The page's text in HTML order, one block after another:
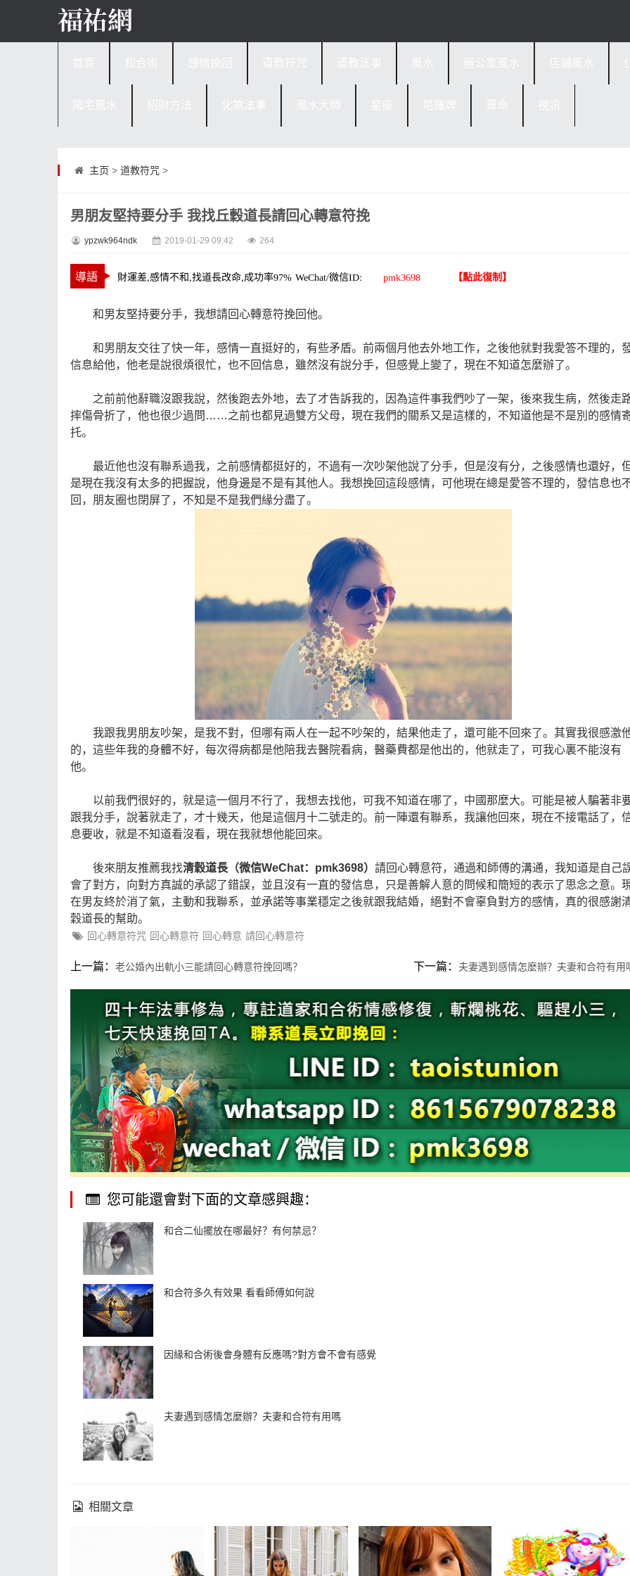
主页 > 道教符咒 >
男朋友堅持要分手 我找丘穀道長請回心轉意符挽
ypzwk964ndk 2019-01-29 09:42 264
和男友堅持要分手，我想請回心轉意符挽回他。
和男朋友交往了快一年，感情一直挺好的，有些矛盾。前兩個月他去外地工作，之後他就對我愛答不理的，
信息給他，他老是說很煩很忙，也不回信息，雖然沒有說分手，但感覺上變了，現在不知道怎麼辦了。
之前前他辭職沒跟我說，然後跑去外地，去了才告訴我的，因為這件事我們吵了一架，後來我生病，然後走
摔傷骨折了，他也很少過問……之前也都見過雙方父母，現在我們的關系又是這樣的，不知道他是不是別的感情
托。
最近他也沒有聯系過我，之前感情都挺好的，不過有一次吵架他說了分手，但是沒有分，之後感情也還好，
是現在我沒有太多的把握說，他身邊是不是有其他人。我想挽回這段感情，可他現在總是愛答不理的，發信息也
回，朋友圈也閉屏了，不知是不是我們緣分盡了。
我跟我男朋友吵架，是我不對，但哪有兩人在一起不吵架的，結果他走了，還可能不回來了。其實我很感激
的，這些年我的身體不好，每次得病都是他陪我去醫院看病，醫藥費都是他出的，他就走了，可我心裏不能沒有
他。
以前我們很好的，就是這一個月不行了，我想去找他，可我不知道在哪了，中國那麼大。可能是被人騙著非
跟我分手，說著就走了，才十幾天，他是這個月十二號走的。前一陣還有聯系，我讓他回來，現在不接電話了，
息要收，就是不知道看沒看，現在我就想他能回來。
後來朋友推薦我找清穀道長（微信WeChat：pmk3698） 請回心轉意符，通過和師傅的溝通，我知道是自己
會了對方，向對方真誠的承認了錯誤，並且沒有一直的發信息，只是善解人意的問候和簡短的表示了思念之意。
在男友終於消了氣，主動和我聯系，並承諾等事業穩定之後就跟我結婚，絕對不會辜負對方的感情，真的很感謝
穀道長的幫助。
回心轉意符咒 回心轉意符 回心轉意 請回心轉意符
上一篇： 老公婚內出軌小三能請回心轉意符挽回嗎？ 下一篇： 夫妻遇到感情怎麼辦？夫妻和合符有用
您可能還會對下面的文章感興趣：
和合二仙擺放在哪最好？有何禁忌？
和合符多久有效果 看看師傅如何說
因緣和合術後會身體有反應嗎?對方會不會有感覺
夫妻遇到感情怎麼辦？夫妻和合符有用嗎
相關文章